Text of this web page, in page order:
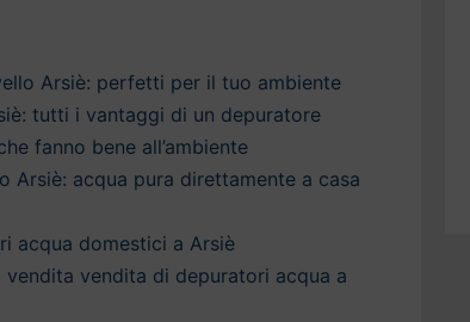
Arsiè: perfetti per il tuo ambiente
tutti i vantaggi di un depuratore
fanno bene all’ambiente
Arsiè: acqua pura direttamente a casa
acqua domestici a Arsiè
vendita vendita di depuratori acqua a